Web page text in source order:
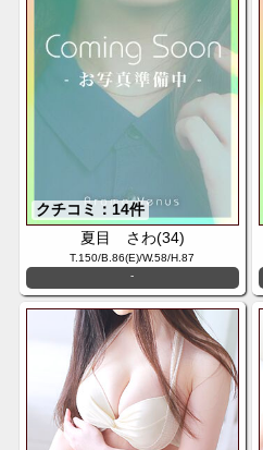
クチコミ：14件
夏目 さわ(34)
T.150/B.86(E)/W.58/H.87
-